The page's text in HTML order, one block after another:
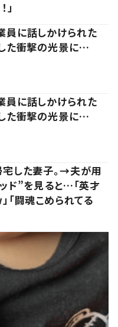
に話しかけられた
た衝撃の光景に…
に話しかけられた
た衝撃の光景に…
した妻子。→夫が用
ド”を見ると…「英才
「闘魂こめられてる